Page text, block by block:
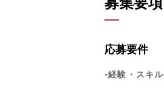
応募要件
-経験・スキル